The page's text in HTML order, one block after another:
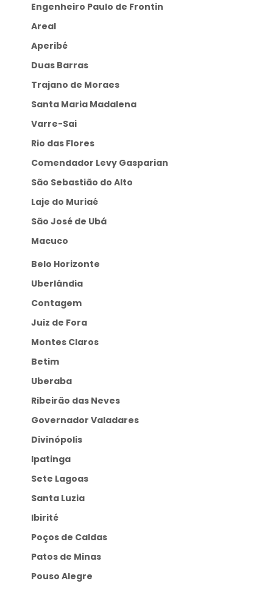
Engenheiro Paulo de Frontin
Areal
Aperibé
Duas Barras
Trajano de Moraes
Santa Maria Madalena
Varre-Sai
Rio das Flores
Comendador Levy Gasparian
São Sebastião do Alto
Laje do Muriaé
São José de Ubá
Macuco
Belo Horizonte
Uberlândia
Contagem
Juiz de Fora
Montes Claros
Betim
Uberaba
Ribeirão das Neves
Governador Valadares
Divinópolis
Ipatinga
Sete Lagoas
Santa Luzia
Ibirité
Poços de Caldas
Patos de Minas
Pouso Alegre